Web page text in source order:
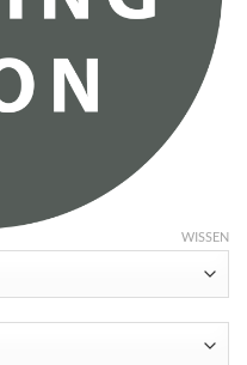
WISSEN